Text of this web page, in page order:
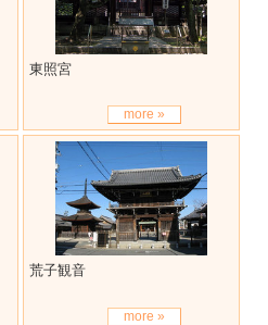
東照宮
more »
荒子観音
more »